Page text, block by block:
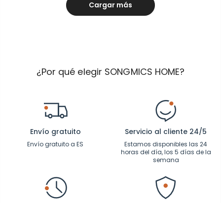
Cargar más
¿Por qué elegir SONGMICS HOME?
Envío gratuito
Envío gratuito a ES
Servicio al cliente 24/5
Estamos disponibles las 24
horas del día, los 5 días de la
semana